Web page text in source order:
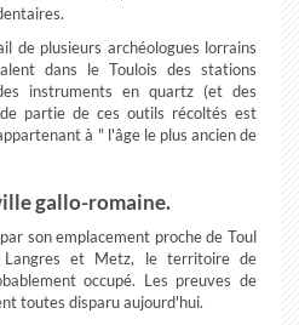
de plusieurs archéologues lorrains
dans le Toulois des stations
instruments en quartz (et des
partie de ces outils récoltés est
à " l'âge le plus ancien de
gallo-romaine.
son emplacement proche de Toul
et Metz, le territoire de
occupé. Les preuves de
toutes disparu aujourd'hui.